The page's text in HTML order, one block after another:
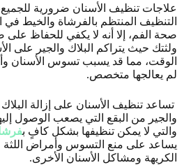
علاجات تنظيف الأسنان ضرورية
التنظيف المنتظم بالفرشاة والخيط
صحة الفم، إلا أنه لا يكفي للحفاظ
ولثتك حيث يتراكم البلاك والجير على
الوقت، مما قد يسبب تسوس الأسنان
لم يعالجها متخصص.
تساعد تنظيف الأسنان على إزالة البلاك
والجير من البقع التي يصعب الوصول
والتي لا يمكن تنظيفها بشكل كافٍ ب
يساعد على منع التسوس وأمراض اللثة
الكريهة ومشاكل الأسنان الأخرى.